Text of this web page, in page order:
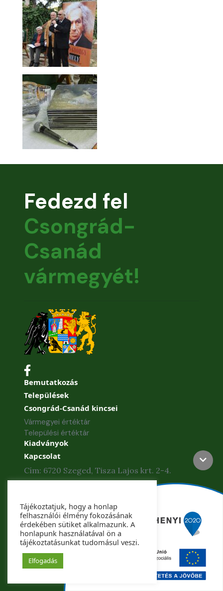
Fedezd fel
Csongrád-
Csanád
vármegyét!
Bemutatkozás
Települések
Csongrád-Csanád kincsei
Vármegyei értéktár
Települési értéktár
Kiadványok
Kapcsolat
Cím: 6720 Szeged, Tisza Lajos krt. 2-4.
Telefax: +36 62 425-435
Copyright © 2022. Csongrád-Csanád Vármegye
Önkormányzata. Minden jog fenntartva.
Készítette: Csongrád-Csanád Megyei Önkormányzat
Tájékoztatjuk, hogy a honlap
felhasználói élmény fokozásának
érdekében sütiket alkalmazunk. A
honlapunk használatával ön a
tájékoztatásunkat tudomásul veszi.
Elfogadás